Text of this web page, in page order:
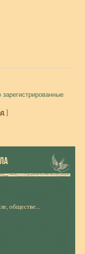
]
обществе...